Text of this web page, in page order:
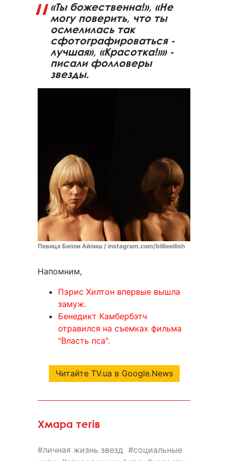
«Ты божественна!», «Не
могу поверить, что ты
осмелилась так
сфотографироваться -
лучшая», «Красотка!»» -
писали фолловеры
звезды.
Певица Билли Айлиш / instagram.com/billieeilish
Напомним,
Пэрис Хилтон впервые вышла
замуж.
Бенедикт Камбербэтч
отравился на съемках фильма
"Власть пса".
Читайте TV.ua в Google.News
Хмара тегів
личная жизнь звезд
социальные